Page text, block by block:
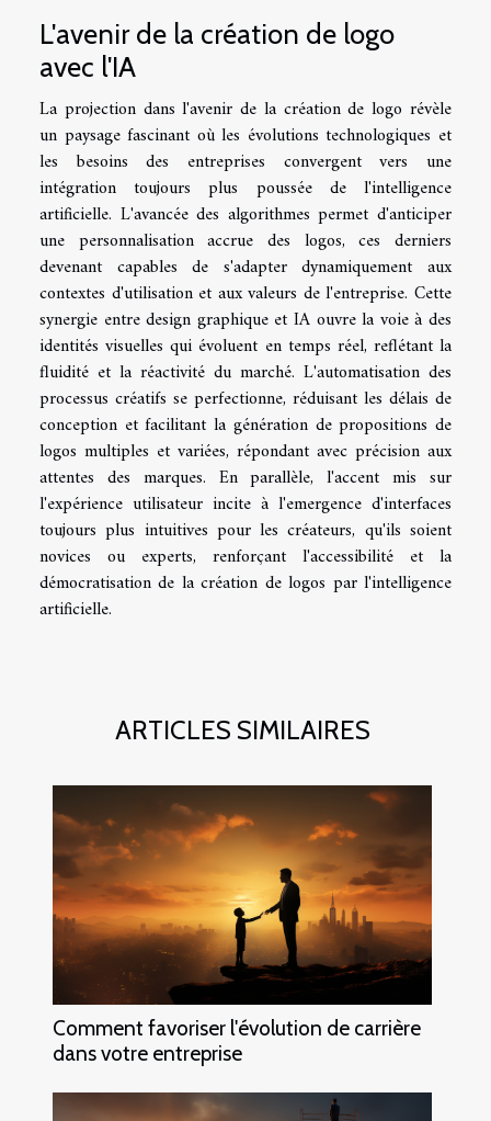
L'avenir de la création de logo
avec l'IA
La projection dans l'avenir de la création de logo révèle
un paysage fascinant où les évolutions technologiques et
les besoins des entreprises convergent vers une
intégration toujours plus poussée de l'intelligence
artificielle. L'avancée des algorithmes permet d'anticiper
une personnalisation accrue des logos, ces derniers
devenant capables de s'adapter dynamiquement aux
contextes d'utilisation et aux valeurs de l'entreprise. Cette
synergie entre design graphique et IA ouvre la voie à des
identités visuelles qui évoluent en temps réel, reflétant la
fluidité et la réactivité du marché. L'automatisation des
processus créatifs se perfectionne, réduisant les délais de
conception et facilitant la génération de propositions de
logos multiples et variées, répondant avec précision aux
attentes des marques. En parallèle, l'accent mis sur
l'expérience utilisateur incite à l'emergence d'interfaces
toujours plus intuitives pour les créateurs, qu'ils soient
novices ou experts, renforçant l'accessibilité et la
démocratisation de la création de logos par l'intelligence
artificielle.
ARTICLES SIMILAIRES
Comment favoriser l'évolution de carrière
dans votre entreprise